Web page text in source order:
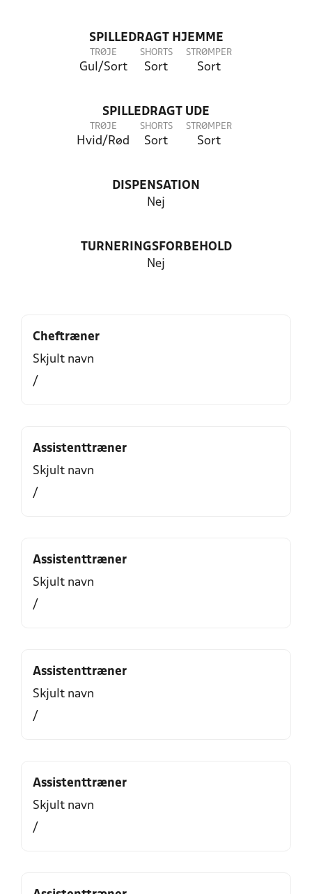
SPILLEDRAGT HJEMME
TRØJE
Gul/Sort
SHORTS
Sort
STRØMPER
Sort
SPILLEDRAGT UDE
TRØJE
Hvid/Rød
SHORTS
Sort
STRØMPER
Sort
DISPENSATION
Nej
TURNERINGSFORBEHOLD
Nej
Cheftræner
Skjult navn
/
Assistenttræner
Skjult navn
/
Assistenttræner
Skjult navn
/
Assistenttræner
Skjult navn
/
Assistenttræner
Skjult navn
/